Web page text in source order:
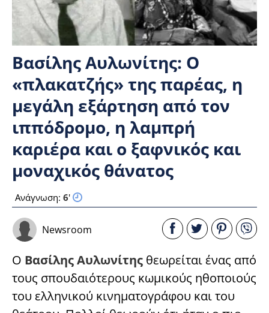
Βασίλης Αυλωνίτης: Ο
«πλακατζής» της παρέας, η
μεγάλη εξάρτηση από τον
ιππόδρομο, η λαμπρή
καριέρα και ο ξαφνικός και
μοναχικός θάνατος
Ανάγνωση: 6'
Newsroom
Ο Βασίλης Αυλωνίτης θεωρείται ένας από
τους σπουδαιότερους κωμικούς ηθοποιούς
του ελληνικού κινηματογράφου και του